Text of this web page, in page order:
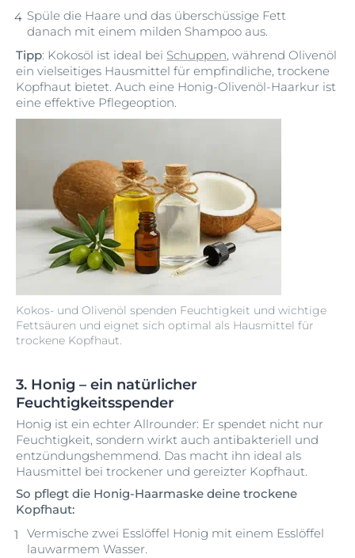
Kokos- und Olivenöl spenden Feuchtigkeit und wichtige
Fettsäuren und eignet sich optimal als Hausmittel für
trockene Kopfhaut.
Spüle die Haare und das überschüssige Fett
danach mit einem milden Shampoo aus.
Tipp: Kokosöl ist ideal bei Schuppen, während Olivenöl
ein vielseitiges Hausmittel für empfindliche, trockene
Kopfhaut bietet. Auch eine Honig-Olivenöl-Haarkur ist
eine effektive Pflegeoption.
3. Honig – ein natürlicher
Feuchtigkeitsspender
Honig ist ein echter Allrounder: Er spendet nicht nur
Feuchtigkeit, sondern wirkt auch antibakteriell und
entzündungshemmend. Das macht ihn ideal als
Hausmittel bei trockener und gereizter Kopfhaut.
So pflegt die Honig-Haarmaske deine trockene
Kopfhaut:
Vermische zwei Esslöffel Honig mit einem Esslöffel
lauwarmem Wasser.